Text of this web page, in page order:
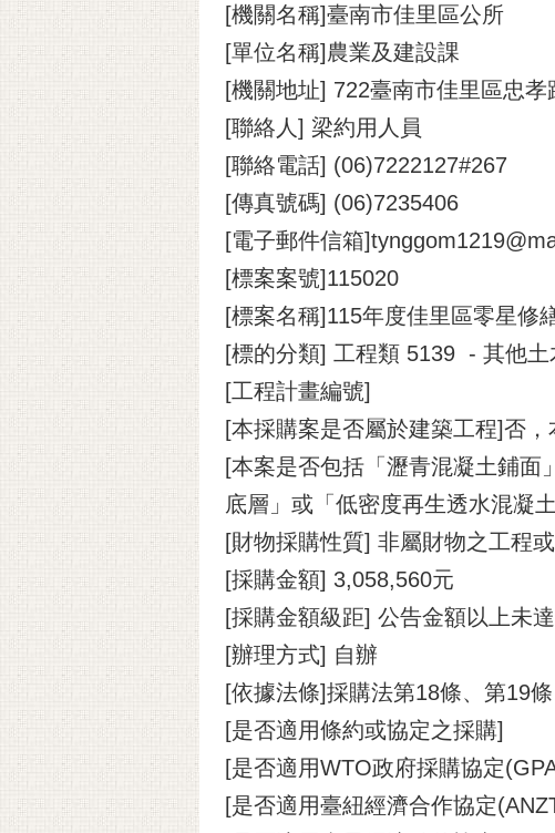
[機關名稱]臺南市佳里區公所
[單位名稱]農業及建設課
[機關地址] 722臺南市佳里區忠孝
[聯絡人] 梁約用人員
[聯絡電話] (06)7222127#267
[傳真號碼] (06)7235406
[電子郵件信箱
[標案案號]115020
[標案名稱]115年度佳里區零星修
[標的分類] 工程類 5139 - 其他土
[工程計畫編號]
[本採購案是否屬於建築工程]否
[本案是否包括「瀝青混凝土鋪
底層」或「低密度再生透水混凝
[財物採購性質] 非屬財物之工程
[採購金額] 3,058,560元
[採購金額級距] 公告金額以上未
[辦理方式] 自辦
[依據法條]採購法第18條、第19條
[是否適用條約或協定之採購]
[是否適用WTO政府採購協定
[是否適用臺紐經濟合作協定